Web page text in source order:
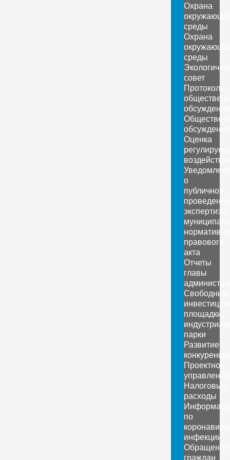
Охрана
среды
Охрана
среды
совет
Протоколы
обсуждений
обсуждения
Оценка
о
публичном
проведении
экспертизы
правового
акта
Отчеты
главы
Свободные
площадки,
парки
Развитие
Проектное
управление
Налоговые
расходы
по
инфекции
Обращение
граждан